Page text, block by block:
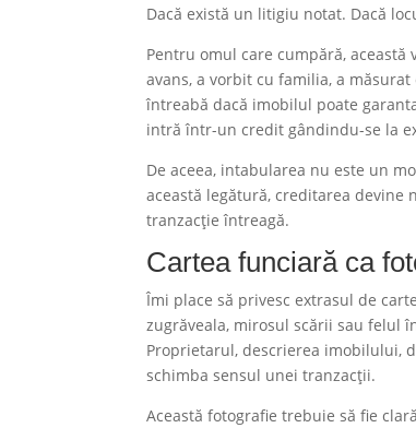
Dacă există un litigiu notat. Dacă
Pentru omul care cumpără,
avans, a vorbit cu familia, a
întreabă dacă imobilul poate
intră într-un credit gândindu-se la
De aceea, intabularea nu este un
această legătură, creditarea devine
tranzacție întreagă.
Cartea funciară ca
Îmi place să privesc extrasul de
zugrăveala, mirosul scării sau felul
Proprietarul, descrierea imobilului,
schimba sensul unei tranzacții.
Această fotografie trebuie să fie